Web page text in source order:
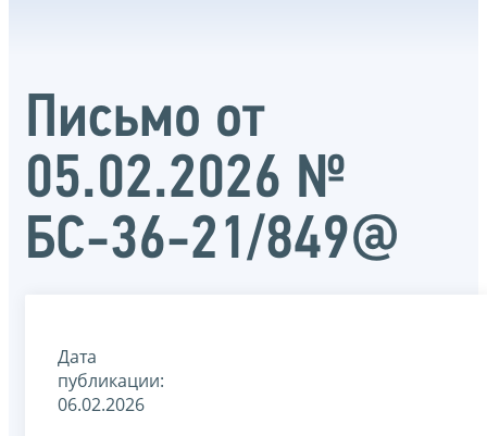
Письмо от
05.02.2026 №
БС-36-21/849@
Дата
публикации:
06.02.2026